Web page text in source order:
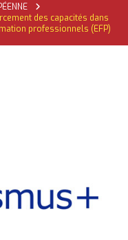
EUROPE, NUMÉRIQUE- DIGITAL
des capacités dans
professionnels (EFP)